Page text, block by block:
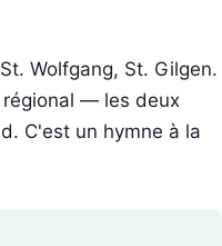
Wolfgang, St. Gilgen.
régional — les deux
C'est un hymne à la